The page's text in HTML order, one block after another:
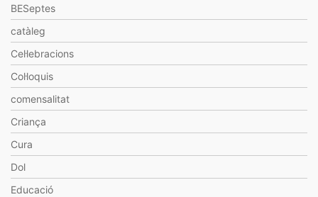
BESeptes
catàleg
Cel·lebracions
Col·loquis
comensalitat
Criança
Cura
Dol
Educació